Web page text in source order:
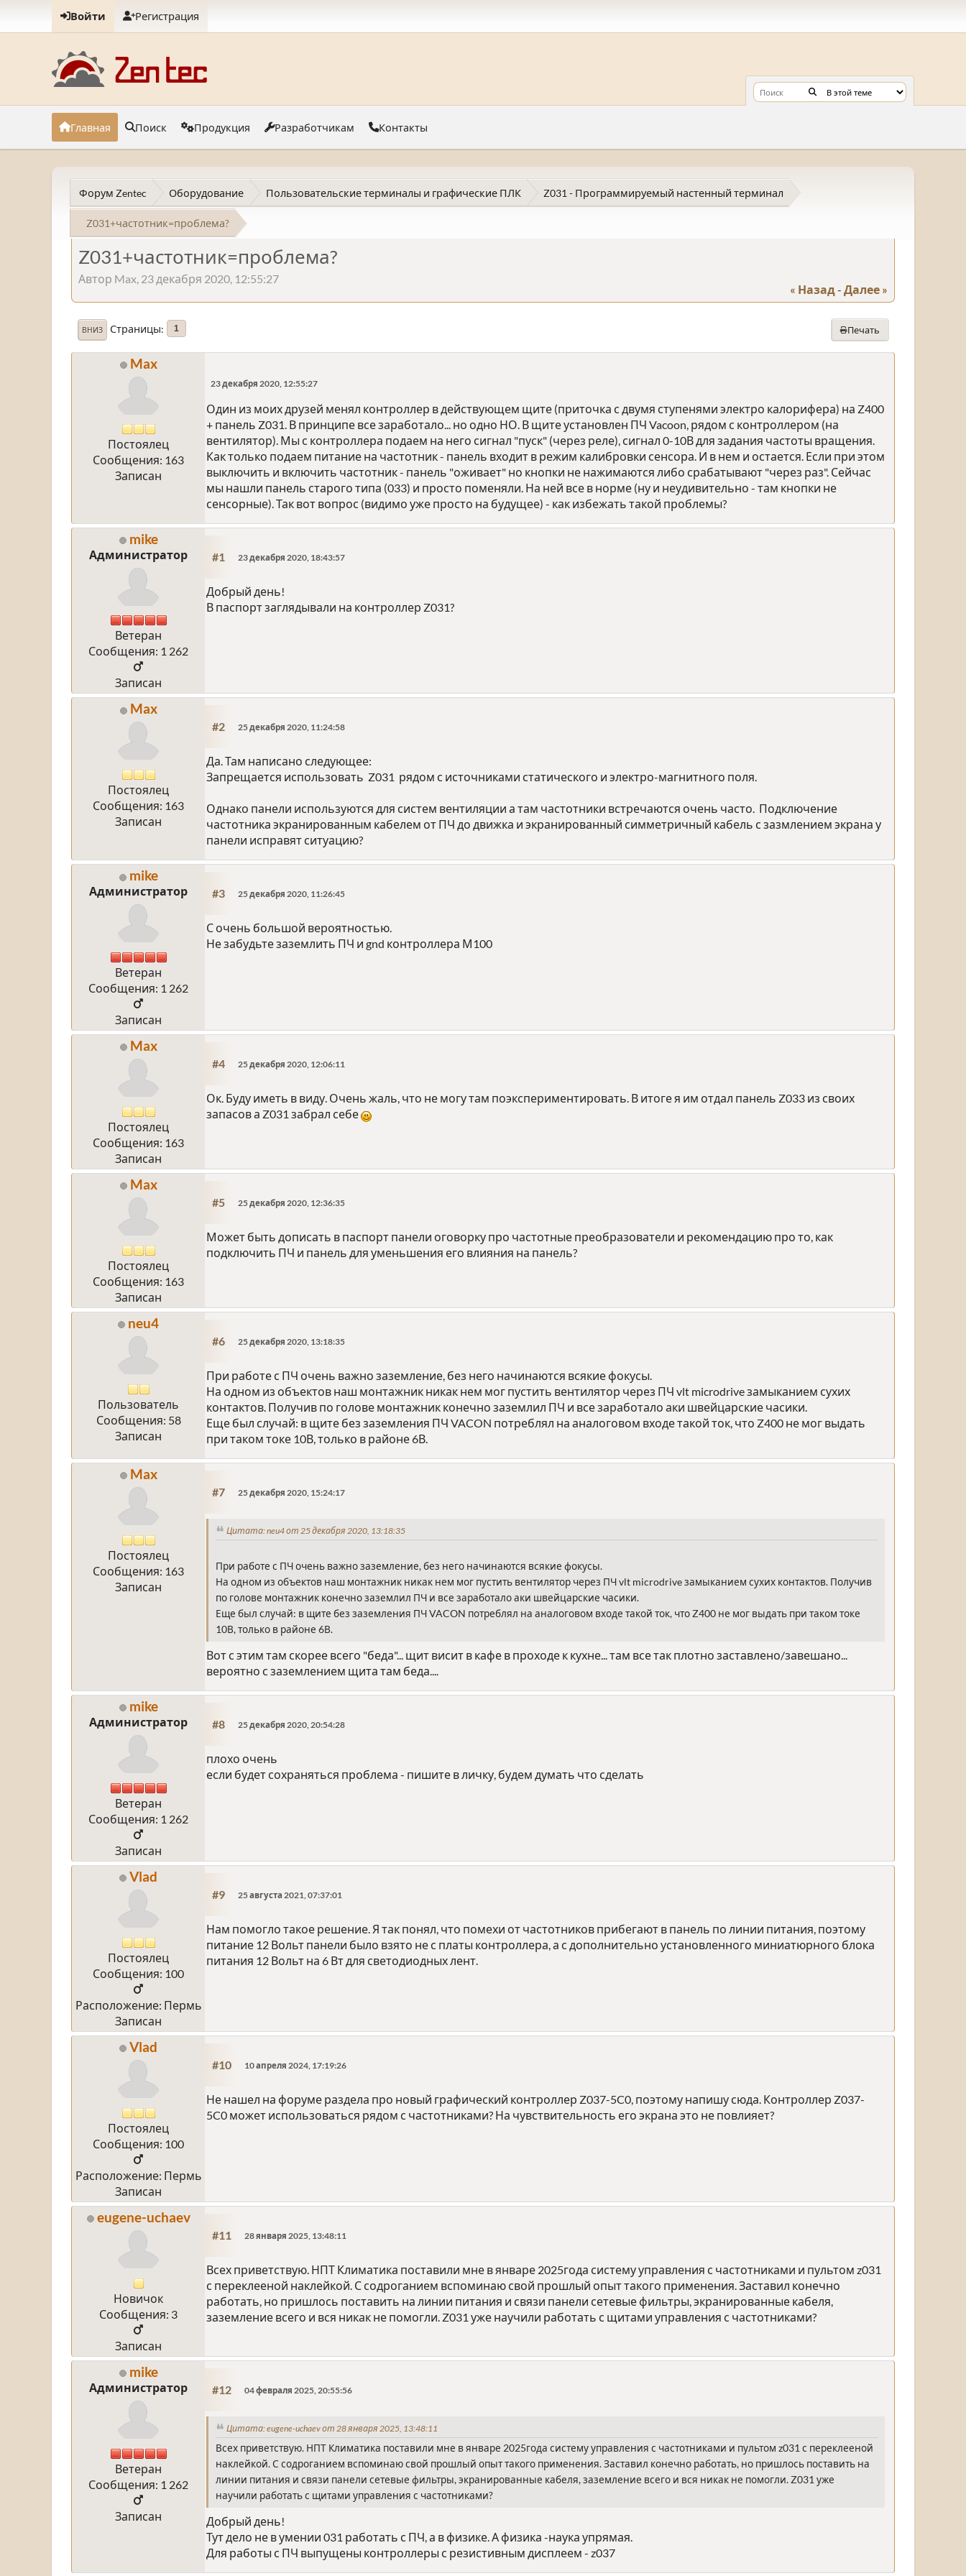
Войти Регистрация
Главная Поиск Продукция Разработчикам Контакты
Форум Zentec Оборудование Пользовательские терминалы и графические ПЛК Z031 - Программируемый настенный терминал
Z031+частотник=проблема?
Z031+частотник=проблема?
Автор Max, 23 декабря 2020, 12:55:27
« Назад - Далее »
Печать
ВНИЗ Страницы 1
Max
Постоялец
Сообщения: 163
Записан
23 декабря 2020, 12:55:27
Один из моих друзей менял контроллер в действующем щите (приточка с двумя ступенями электро калорифера) на Z400
+ панель Z031. В принципе все заработало... но одно НО. В щите установлен ПЧ Vacoon, рядом с контроллером (на
вентилятор). Мы с контроллера подаем на него сигнал "пуск" (через реле), сигнал 0-10В для задания частоты вращения.
Как только подаем питание на частотник - панель входит в режим калибровки сенсора. И в нем и остается. Если при этом
выключить и включить частотник - панель "оживает" но кнопки не нажимаются либо срабатывают "через раз". Сейчас
мы нашли панель старого типа (033) и просто поменяли. На ней все в норме (ну и неудивительно - там кнопки не
сенсорные). Так вот вопрос (видимо уже просто на будущее) - как избежать такой проблемы?
mike
Администратор
Ветеран
Сообщения: 1 262
Записан
#1 23 декабря 2020, 18:43:57
Добрый день!
В паспорт заглядывали на контроллер Z031?
Max
Постоялец
Сообщения: 163
Записан
#2 25 декабря 2020, 11:24:58
Да. Там написано следующее:
Запрещается использовать Z031 рядом с источниками статического и электро-магнитного поля.
Однако панели используются для систем вентиляции а там частотники встречаются очень часто. Подключение
частотника экранированным кабелем от ПЧ до движка и экранированный симметричный кабель с зазмлением экрана у
панели исправят ситуацию?
mike
Администратор
Ветеран
Сообщения: 1 262
Записан
#3 25 декабря 2020, 11:26:45
С очень большой вероятностью.
Не забудьте заземлить ПЧ и gnd контроллера М100
Max
Постоялец
Сообщения: 163
Записан
#4 25 декабря 2020, 12:06:11
Ок. Буду иметь в виду. Очень жаль, что не могу там поэкспериментировать. В итоге я им отдал панель Z033 из своих
запасов а Z031 забрал себе
Max
Постоялец
Сообщения: 163
Записан
#5 25 декабря 2020, 12:36:35
Может быть дописать в паспорт панели оговорку про частотные преобразователи и рекомендацию про то, как
подключить ПЧ и панель для уменьшения его влияния на панель?
neu4
Пользователь
Сообщения: 58
Записан
#6 25 декабря 2020, 13:18:35
При работе с ПЧ очень важно заземление, без него начинаются всякие фокусы.
На одном из объектов наш монтажник никак нем мог пустить вентилятор через ПЧ vlt microdrive замыканием сухих
контактов. Получив по голове монтажник конечно заземлил ПЧ и все заработало аки швейцарские часики.
Еще был случай: в щите без заземления ПЧ VACON потреблял на аналоговом входе такой ток, что Z400 не мог выдать
при таком токе 10В, только в районе 6В.
Max
Постоялец
Сообщения: 163
Записан
#7 25 декабря 2020, 15:24:17
Цитата: neu4 от 25 декабря 2020, 13:18:35
При работе с ПЧ очень важно заземление, без него начинаются всякие фокусы.
На одном из объектов наш монтажник никак нем мог пустить вентилятор через ПЧ vlt microdrive замыканием сухих контактов. Получив
по голове монтажник конечно заземлил ПЧ и все заработало аки швейцарские часики.
Еще был случай: в щите без заземления ПЧ VACON потреблял на аналоговом входе такой ток, что Z400 не мог выдать при таком токе
10В, только в районе 6В.
Вот с этим там скорее всего "беда"... щит висит в кафе в проходе к кухне... там все так плотно заставлено/завешано...
вероятно с заземлением щита там беда....
mike
Администратор
Ветеран
Сообщения: 1 262
Записан
#8 25 декабря 2020, 20:54:28
плохо очень
если будет сохраняться проблема - пишите в личку, будем думать что сделать
Vlad
Постоялец
Сообщения: 100
Расположение: Пермь
Записан
#9 25 августа 2021, 07:37:01
Нам помогло такое решение. Я так понял, что помехи от частотников прибегают в панель по линии питания, поэтому
питание 12 Вольт панели было взято не с платы контроллера, а с дополнительно установленного миниатюрного блока
питания 12 Вольт на 6 Вт для светодиодных лент.
Vlad
Постоялец
Сообщения: 100
Расположение: Пермь
Записан
#10 10 апреля 2024, 17:19:26
Не нашел на форуме раздела про новый графический контроллер Z037-5C0, поэтому напишу сюда. Контроллер Z037-
5C0 может использоваться рядом с частотниками? На чувствительность его экрана это не повлияет?
eugene-uchaev
Новичок
Сообщения: 3
Записан
#11 28 января 2025, 13:48:11
Всех приветствую. НПТ Климатика поставили мне в январе 2025года систему управления с частотниками и пультом z031
с переклееной наклейкой. С содроганием вспоминаю свой прошлый опыт такого применения. Заставил конечно
работать, но пришлось поставить на линии питания и связи панели сетевые фильтры, экранированные кабеля,
заземление всего и вся никак не помогли. Z031 уже научили работать с щитами управления с частотниками?
mike
Администратор
Ветеран
Сообщения: 1 262
Записан
#12 04 февраля 2025, 20:55:56
Цитата: eugene-uchaev от 28 января 2025, 13:48:11
Всех приветствую. НПТ Климатика поставили мне в январе 2025года систему управления с частотниками и пультом z031 с переклееной
наклейкой. С содроганием вспоминаю свой прошлый опыт такого применения. Заставил конечно работать, но пришлось поставить на
линии питания и связи панели сетевые фильтры, экранированные кабеля, заземление всего и вся никак не помогли. Z031 уже
научили работать с щитами управления с частотниками?
Добрый день!
Тут дело не в умении 031 работать с ПЧ, а в физике. А физика -наука упрямая.
Для работы с ПЧ выпущены контроллеры с резистивным дисплеем - z037